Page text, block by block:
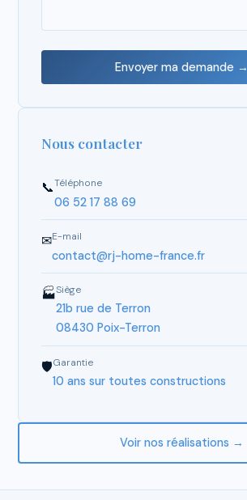
Envoyer ma demande →
Nous contacter
📞Téléphone
06 52 17 88 69
✉E-mail
contact@rj-home-france.fr
🏭Siège
21b rue de Terron
08430 Poix-Terron
🛡Garantie
10 ans sur toutes constructions
Voir nos réalisations →